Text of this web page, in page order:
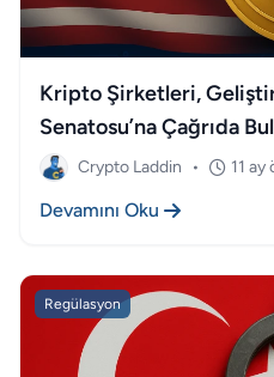
Kripto Şirketleri,
Senatosu’na Çağrıda
Crypto Laddin • 11 ay
Devamını Oku
Regülasyon